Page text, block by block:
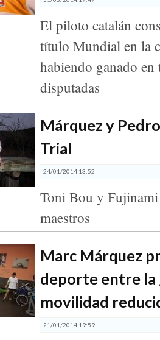
El piloto catalán
título Mundial en la
habiendo ganado en
disputadas
Márquez y
Trial
24/01/2014 13:52
Toni Bou y
maestros
Marc Márquez
deporte entre la
movilidad
21/01/2014 19:59